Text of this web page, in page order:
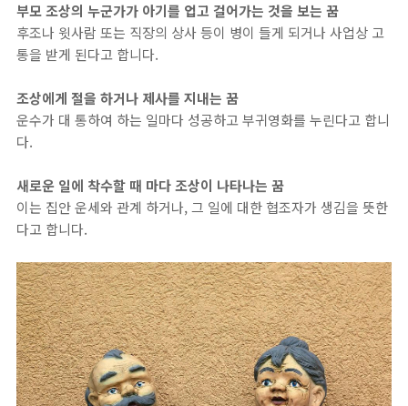
부모 조상의 누군가가 아기를 업고 걸어가는 것을 보는 꿈
후조나 윗사람 또는 직장의 상사 등이 병이 들게 되거나 사업상 고
통을 받게 된다고 합니다.
조상에게 절을 하거나 제사를 지내는 꿈
운수가 대 통하여 하는 일마다 성공하고 부귀영화를 누린다고 합니
다.
새로운 일에 착수할 때 마다 조상이 나타나는 꿈
이는 집안 운세와 관계 하거나, 그 일에 대한 협조자가 생김을 뜻한
다고 합니다.